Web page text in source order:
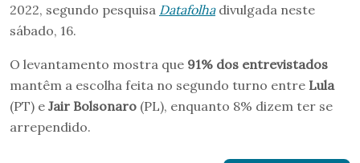
2022, segundo pesquisa Datafolhadivulgada neste
sábado, 16.
O levantamento mostra que 91% dos entrevistados
mantêm a escolha feita no segundo turno entre Lula
(PT) e Jair Bolsonaro (PL), enquanto 8% dizem ter se
arrependido.